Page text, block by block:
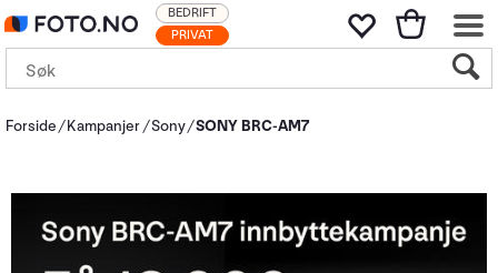
PRIVAT
BEDRIFT
Forside Kampanjer Sony SONY BRC-AM7